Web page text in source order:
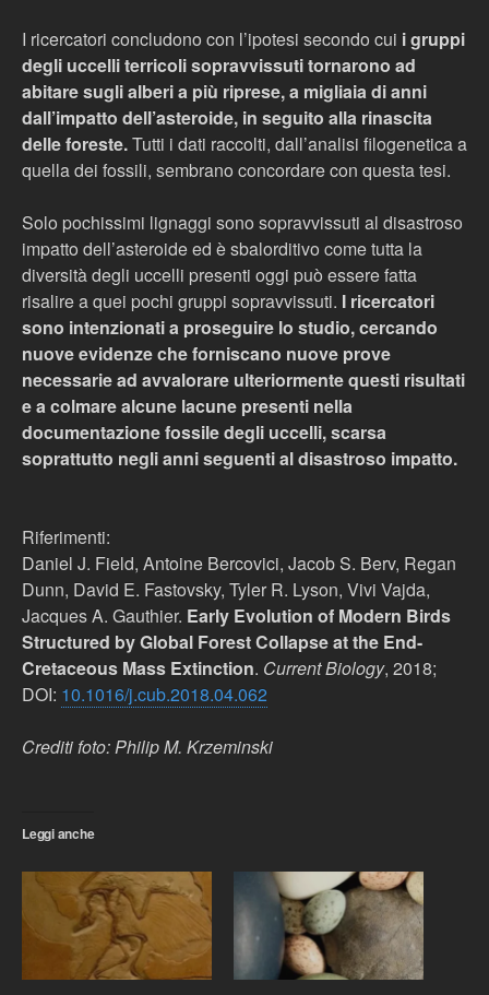
I ricercatori concludono con l’ipotesi secondo cui i gruppi
degli uccelli terricoli sopravvissuti tornarono ad
abitare sugli alberi a più riprese, a migliaia di anni
dall’impatto dell’asteroide, in seguito alla rinascita
delle foreste.Tutti i dati raccolti, dall’analisi filogenetica a
quella dei fossili, sembrano concordare con questa tesi.
Solo pochissimi lignaggi sono sopravvissuti al disastroso
impatto dell’asteroide ed è sbalorditivo come tutta la
diversità degli uccelli presenti oggi può essere fatta
risalire a quei pochi gruppi sopravvissuti. I ricercatori
sono intenzionati a proseguire lo studio, cercando
nuove evidenze che forniscano nuove prove
necessarie ad avvalorare ulteriormente questi risultati
e a colmare alcune lacune presenti nella
documentazione fossile degli uccelli, scarsa
soprattutto negli anni seguenti al disastroso impatto.
Riferimenti:
Daniel J. Field, Antoine Bercovici, Jacob S. Berv, Regan
Dunn, David E. Fastovsky, Tyler R. Lyson, Vivi Vajda,
Jacques A. Gauthier. Early Evolution of Modern Birds
Structured by Global Forest Collapse at the End-
Cretaceous Mass Extinction. Current Biology, 2018;
DOI: 10.1016/j.cub.2018.04.062
Crediti foto: Philip M. Krzeminski
Leggi anche